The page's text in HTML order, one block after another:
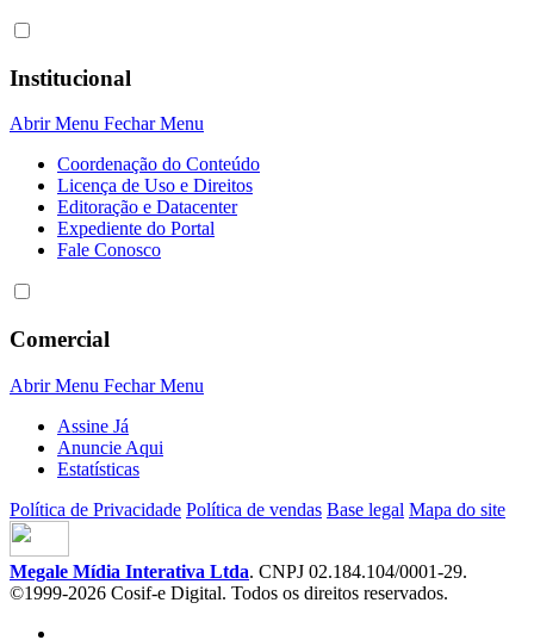
Institucional
Abrir Menu Fechar Menu
Coordenação do Conteúdo
Licença de Uso e Direitos
Editoração e Datacenter
Expediente do Portal
Fale Conosco
Comercial
Abrir Menu Fechar Menu
Assine Já
Anuncie Aqui
Estatísticas
Política de Privacidade Política de vendas Base legal Mapa do site
Megale Mídia Interativa Ltda. CNPJ 02.184.104/0001-29.
©1999-2026 Cosif-e Digital. Todos os direitos reservados.